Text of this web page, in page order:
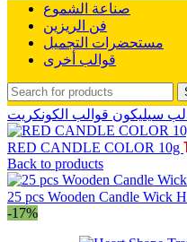
صناعة الشموع
فن الريزين
مستحضرات التجميل
قوالب أخرى
سيليكون
RED CANDLE COLOR 10g
Back to products
25 pcs Wooden Candle Wick
-17%